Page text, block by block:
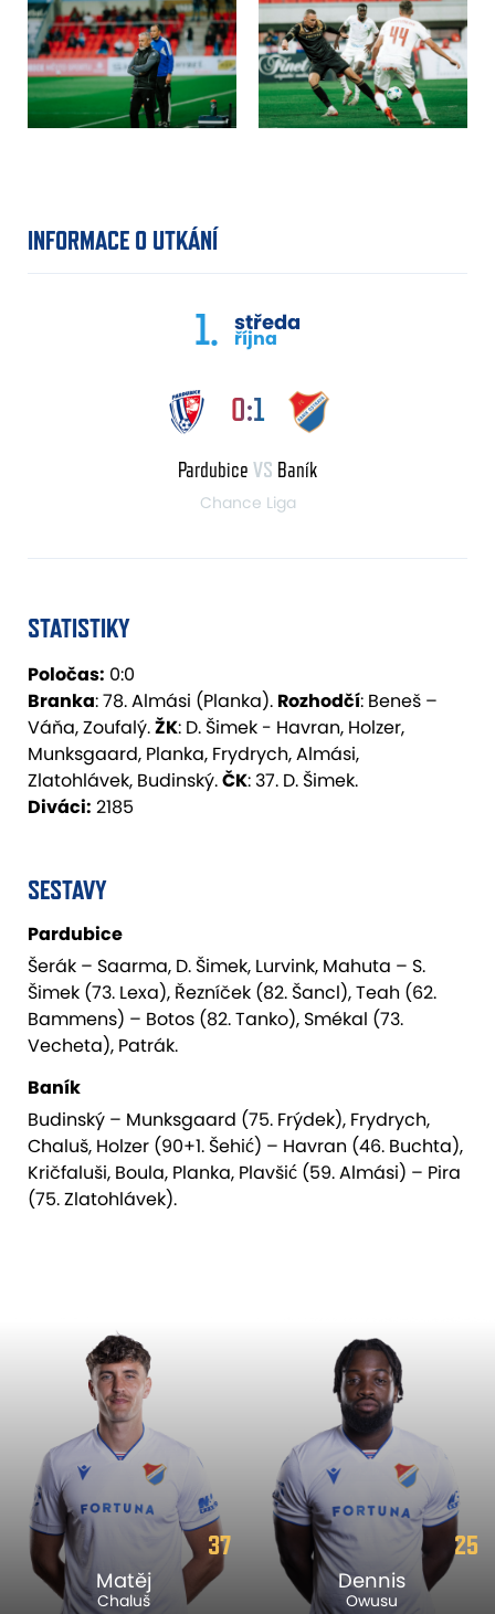
INFORMACE O UTKÁNÍ
1. středa
října
0:1
Pardubice VS Baník
Chance Liga
STATISTIKY
Poločas: 0:0
Branka: 78. Almási (Planka). Rozhodčí: Beneš –
Váňa, Zoufalý.ŽK: D. Šimek - Havran, Holzer,
Munksgaard, Planka, Frydrych, Almási,
Zlatohlávek, Budinský.ČK: 37. D. Šimek.
Diváci: 2185
SESTAVY
Pardubice
Šerák – Saarma, D. Šimek, Lurvink, Mahuta – S.
Šimek (73. Lexa), Řezníček (82. Šancl), Teah (62.
Bammens) – Botos (82. Tanko), Smékal (73.
Vecheta), Patrák.
Baník
Budinský – Munksgaard (75. Frýdek), Frydrych,
Chaluš, Holzer (90+1. Šehić) – Havran (46. Buchta),
Kričfaluši, Boula, Planka, Plavšić (59. Almási) – Pira
(75. Zlatohlávek).
37
Matěj
Chaluš
25
Dennis
Owusu